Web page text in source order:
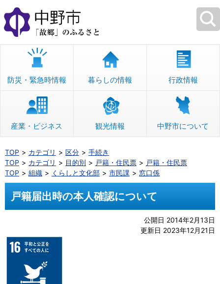
本
文
へ
移
防災・緊急時情報 暮らしの情報 行政情報
産業・ビジネス 観光情報 中野市について
TOP カテゴリ 区分
手続き
TOP
カテゴリ 目的別 戸籍・住民票
戸籍・住民票
TOP
組織 くらしと文化部 市民課 窓口係
戸籍届出時の本人確認について
公開日 2014年2月13日
更新日 2023年12月21日